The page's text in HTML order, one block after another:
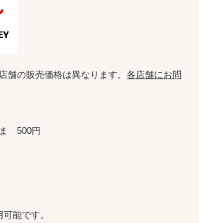
の販売価格は異なります。 各店舗にお問
　500円
能です。